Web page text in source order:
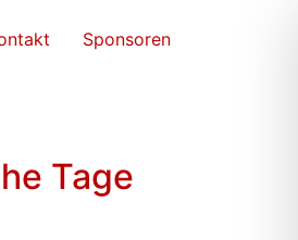
Sponsoren
Tage